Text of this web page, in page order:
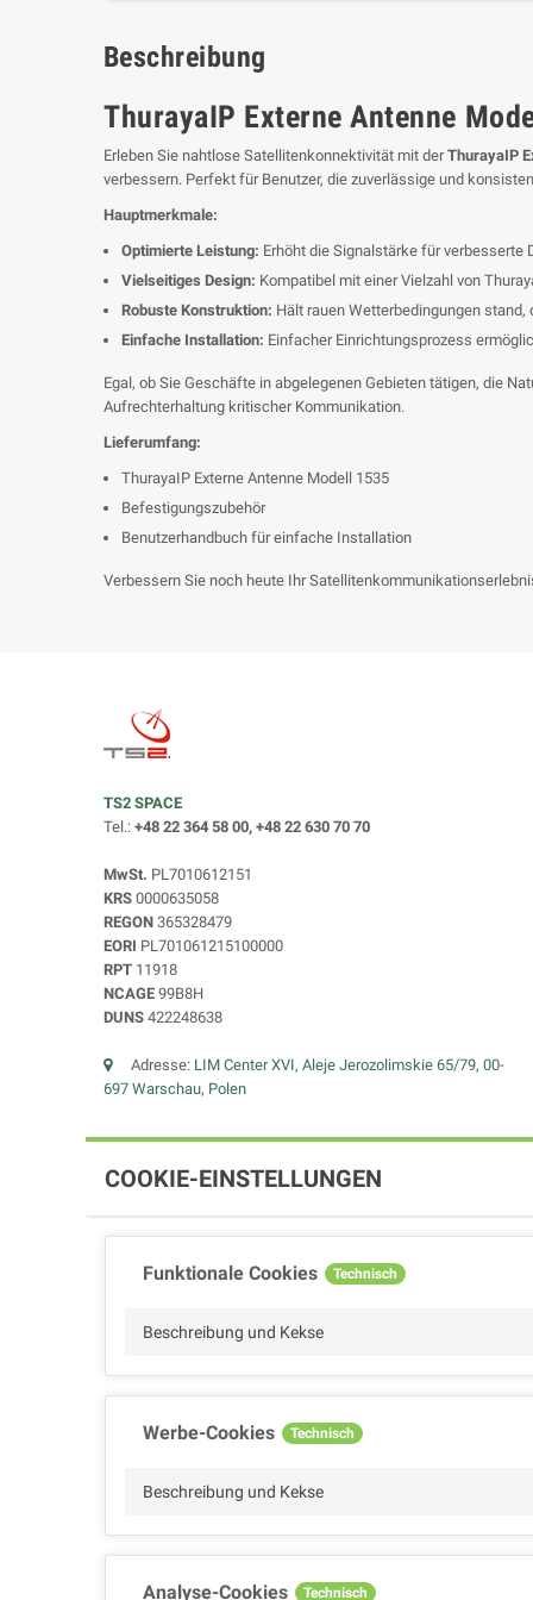
Beschreibung
ThurayaIP Externe Antenne
Erleben Sie nahtlose Satellitenkonnektivität mit derThurayaIP
verbessern. Perfekt für Benutzer, die zuverlässige und
Hauptmerkmale:
Optimierte Leistung: Erhöht die Signalstärke für
Vielseitiges Design: Kompatibel mit einer Vielzahl von
Robuste Konstruktion: Hält rauen Wetterbedingungen
Einfache Installation: Einfacher Einrichtungsprozess
Egal, ob Sie Geschäfte in abgelegenen Gebieten tätigen, die
Aufrechterhaltung kritischer Kommunikation.
Lieferumfang:
ThurayaIP Externe Antenne Modell 1535
Befestigungszubehör
Benutzerhandbuch für einfache Installation
Verbessern Sie noch heute Ihr
TS2 SPACE
Tel.: +48 22 364 58 00, +48 22 630 70 70
MwSt. PL7010612151
KRS 0000635058
REGON 365328479
EORI PL701061215100000
RPT 11918
NCAGE 99B8H
DUNS 422248638
Adresse: LIM Center XVI, Aleje Jerozolimskie 65/79, 00-
697 Warschau, Polen
COOKIE-EINSTELLUNGEN
Funktionale Cookies Technisch
Beschreibung und Kekse
Werbe-Cookies Technisch
Beschreibung und Kekse
Analyse-Cookies Technisch